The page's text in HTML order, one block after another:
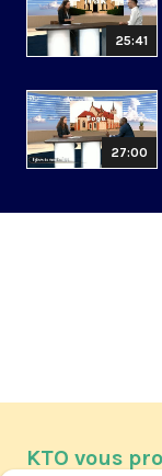
25:41
27:00
KTO vous